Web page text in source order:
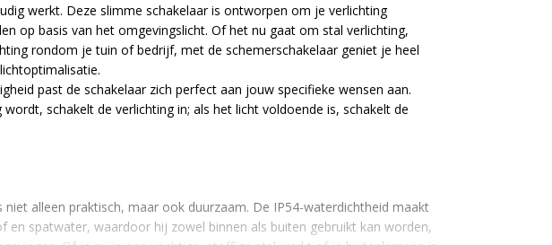
werkt. Deze slimme schakelaar is ontworpen om je verlichting
op basis van het omgevingslicht. Of het nu gaat om stal verlichting,
rondom je tuin of bedrijf, met de schemerschakelaar geniet je heel
past de schakelaar zich perfect aan jouw specifieke wensen aan.
schakelt de verlichting in; als het licht voldoende is, schakelt de
niet alleen praktisch, maar ook duurzaam. De IP54-waterdichtheid maakt
en spatwater, waardoor hij zowel binnen als buiten gebruikt kan worden,